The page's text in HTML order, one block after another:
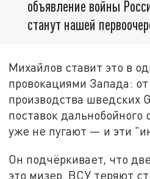
объявление войны
станут нашей
Михайлов ставит это в
провокациями Запада:
производства шведских
поставок дальнобойного
уже не пугают — и эти
Он подчёркивает, что
это мизер. ВСУ теряют